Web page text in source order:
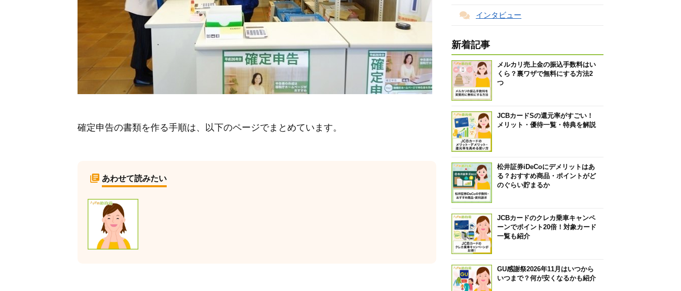
確定申告の書類を作る手順は、以下のページでまとめています。
あわせて読みたい
インタビュー
新着記事
メルカリ売上金の振込手数料はい
くら？裏ワザで無料にする方法2
つ
JCBカードSの還元率がすごい！
メリット・優待一覧・特典を解説
松井証券iDeCoにデメリットはあ
る？おすすめ商品・ポイントがど
のぐらい貯まるか
JCBカードのクレカ乗車キャンペ
ーンでポイント20倍！対象カード
一覧も紹介
GU感謝祭2026年11月はいつから
いつまで？何が安くなるかも紹介